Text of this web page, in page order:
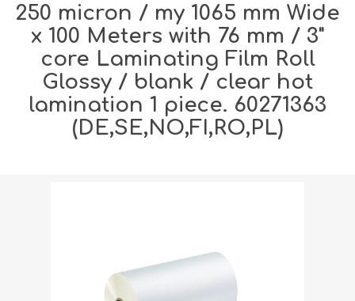
250 micron / my 1065 mm Wide
x 100 Meters with 76 mm / 3"
core Laminating Film Roll
Glossy / blank / clear hot
lamination 1 piece. 60271363
(DE,SE,NO,FI,RO,PL)